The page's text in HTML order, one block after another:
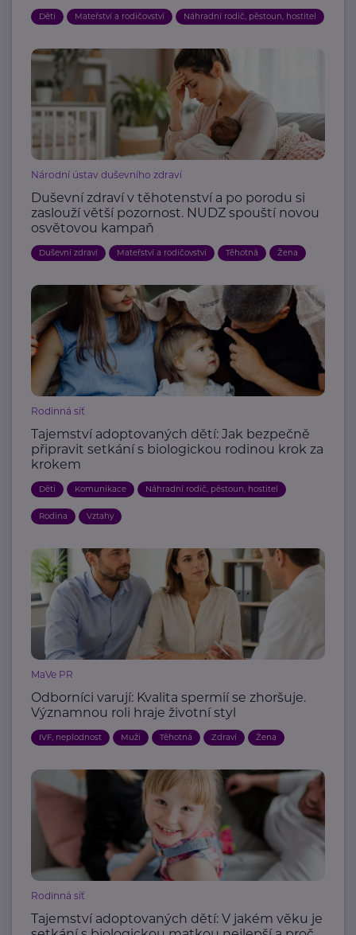
Děti Mateřství a rodičovství Náhradní rodič, pěstoun, hostitel
Národní ústav duševního zdraví
Duševní zdraví v těhotenství a po porodu si
zaslouží větší pozornost. NUDZ spouští novou
osvětovou kampaň
Duševní zdraví Mateřství a rodičovství Těhotná Žena
Rodinná síť
Tajemství adoptovaných dětí: Jak bezpečně
připravit setkání s biologickou rodinou krok za
krokem
Děti Komunikace Náhradní rodič, pěstoun, hostitel
Rodina Vztahy
MaVe PR
Odborníci varují: Kvalita spermií se zhoršuje.
Významnou roli hraje životní styl
IVF, neplodnost Muži Těhotná Zdraví Žena
Rodinná síť
Tajemství adoptovaných dětí: V jakém věku je